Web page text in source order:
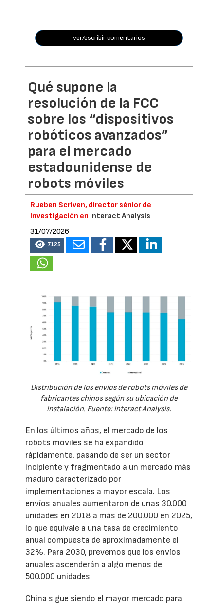
ver/escribir comentarios
Qué supone la
resolución de la FCC
sobre los “dispositivos
robóticos avanzados”
para el mercado
estadounidense de
robots móviles
Rueben Scriven, director sénior de
Investigación en Interact Analysis
31/07/2026
7125
Distribución de los envíos de robots móviles de
fabricantes chinos según su ubicación de
instalación. Fuente: Interact Analysis.
En los últimos años, el mercado de los
robots móviles se ha expandido
rápidamente, pasando de ser un sector
incipiente y fragmentado a un mercado más
maduro caracterizado por
implementaciones a mayor escala. Los
envíos anuales aumentaron de unas 30.000
unidades en 2018 a más de 200.000 en 2025,
lo que equivale a una tasa de crecimiento
anual compuesta de aproximadamente el
32%. Para 2030, prevemos que los envíos
anuales ascenderán a algo menos de
500.000 unidades.
China sigue siendo el mayor mercado para